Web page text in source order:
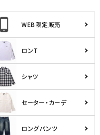
WEB限定販売
ロンT
シャツ
セーター・カーデ
ロングパンツ